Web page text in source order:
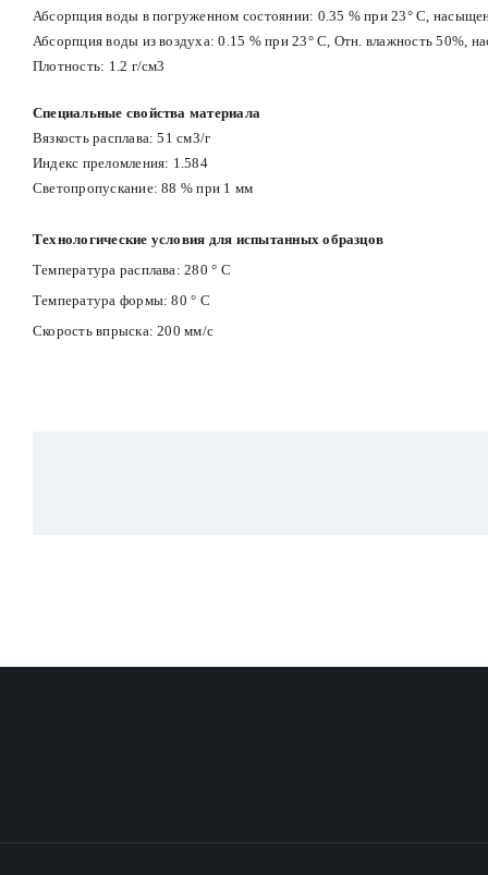
Абсорпция воды в погруженном состоянии: 0.35 % при 23° С,
Абсорпция воды из воздуха: 0.15 % при 23° С, Отн. влажность 50%,
Плотность: 1.2 г/см3
Специальные свойства материала
Вязкость расплава: 51 см3/г
Индекс преломления: 1.584
Светопропускание: 88 % при 1 мм
Технологические условия для испытанных образцов
Температура расплава: 280 ° С
Температура формы: 80 ° С
Скорость впрыска: 200 мм/с